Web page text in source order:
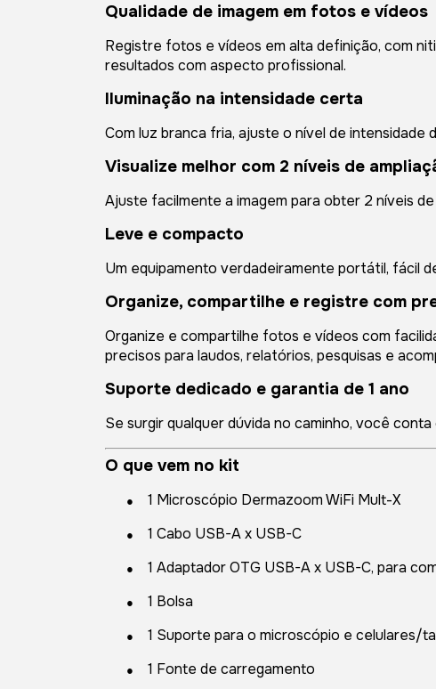
Qualidade de imagem em fotos e vídeos
Registre fotos e vídeos em alta definição, com
resultados com aspecto profissional.
Iluminação na intensidade certa
Com luz branca fria, ajuste o nível de intensidade
Visualize melhor com 2 níveis de
Ajuste facilmente a imagem para obter 2 níveis
Leve e compacto
Um equipamento verdadeiramente portátil, fácil
Organize, compartilhe e registre com
Organize e compartilhe fotos e vídeos com
precisos para laudos, relatórios, pesquisas e
Suporte dedicado e garantia de 1 ano
Se surgir qualquer dúvida no caminho, você
O que vem no kit
● 1 Microscópio Dermazoom WiFi Mult-X
● 1 Cabo USB-A x USB-C
● 1 Adaptador OTG USB-A x USB-C, para
● 1 Bolsa
● 1 Suporte para o microscópio e celulares/
● 1 Fonte de carregamento